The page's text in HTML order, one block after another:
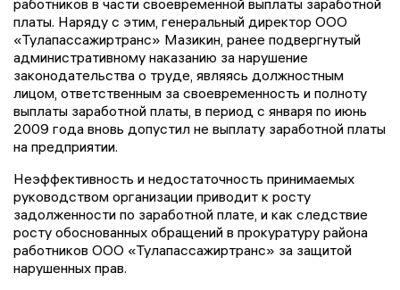
работников в части своевременной выплаты заработной
платы. Наряду с этим, генеральный директор ООО
«Тулапассажиртранс» Мазикин, ранее подвергнутый
административному наказанию за нарушение
законодательства о труде, являясь должностным
лицом, ответственным за своевременность и полноту
выплаты заработной платы, в период с января по июнь
2009 года вновь допустил не выплату заработной платы
на предприятии.
Неэффективность и недостаточность принимаемых
руководством организации приводит к росту
задолженности по заработной плате, и как следствие
росту обоснованных обращений в прокуратуру района
работников ООО «Тулапассажиртранс» за защитой
нарушенных прав.